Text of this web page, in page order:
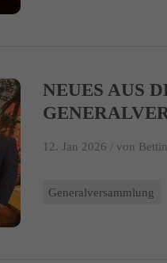
NEUES AUS
12. Jan 2026 / von
Generalversammlung